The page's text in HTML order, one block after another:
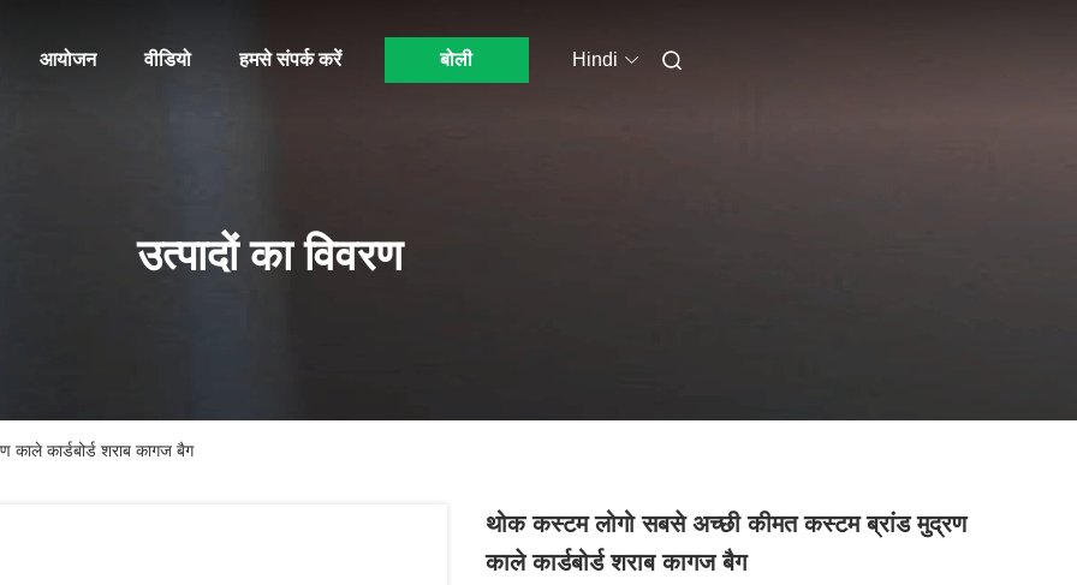
आयोजन वीडियो हमसे संपर्क करें बोली Hindi
उत्पादों का विवरण
कार्डबोर्ड शराब कागज बैग
थोक कस्टम लोगो सबसे अच्छी कीमत कस्टम ब्रांड मुद्रण
काले कार्डबोर्ड शराब कागज बैग